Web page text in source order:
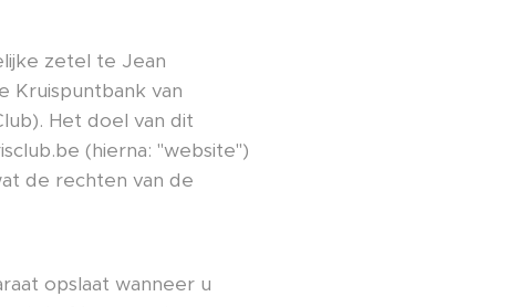
zetel te Jean
Kruispuntbank van
Het doel van dit
(hierna: "website")
de rechten van de
opslaat wanneer u